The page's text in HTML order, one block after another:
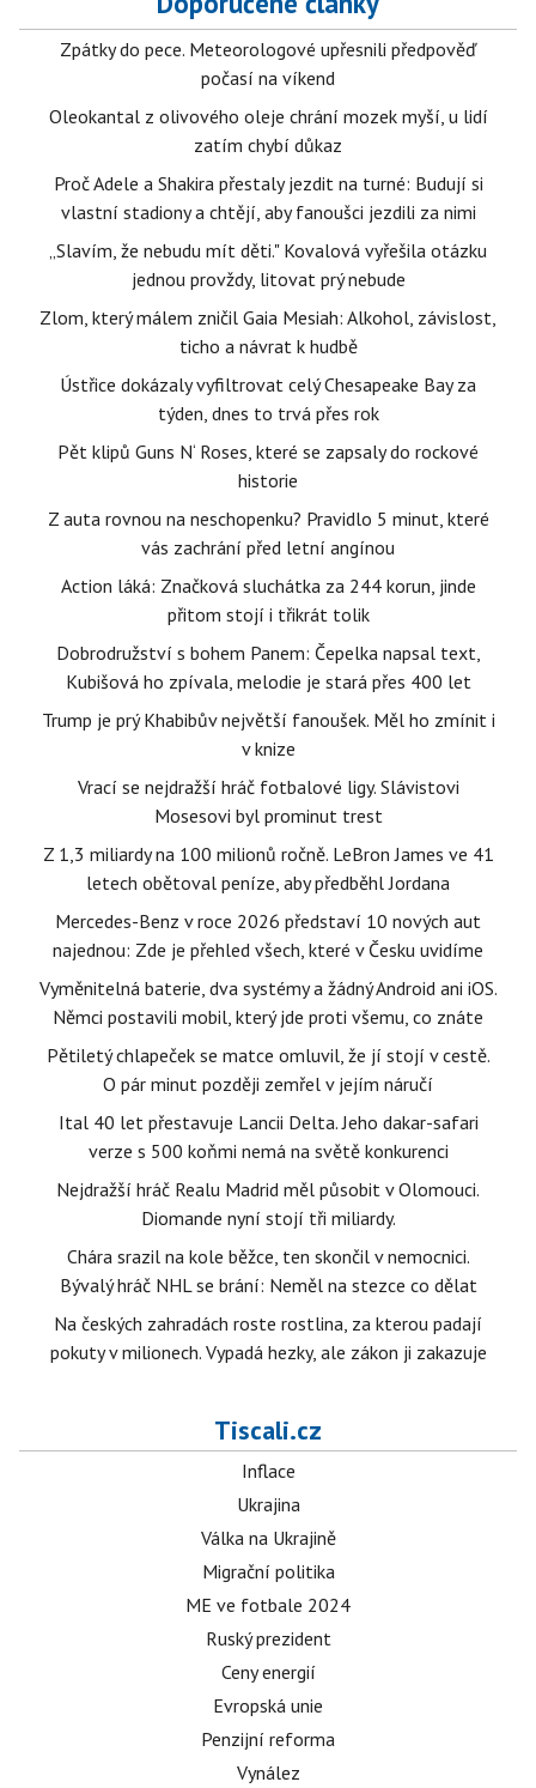
Zpátky do pece. Meteorologové upřesnili předpověď
počasí na víkend
Oleokantal z olivového oleje chrání mozek myší, u lidí
zatím chybí důkaz
Proč Adele a Shakira přestaly jezdit na turné: Budují si
vlastní stadiony a chtějí, aby fanoušci jezdili za nimi
„Slavím, že nebudu mít děti." Kovalová vyřešila otázku
jednou provždy, litovat prý nebude
Zlom, který málem zničil Gaia Mesiah: Alkohol, závislost,
ticho a návrat k hudbě
Ústřice dokázaly vyfiltrovat celý Chesapeake Bay za
týden, dnes to trvá přes rok
Pět klipů Guns N‘ Roses, které se zapsaly do rockové
historie
Z auta rovnou na neschopenku? Pravidlo 5 minut, které
vás zachrání před letní angínou
Action láká: Značková sluchátka za 244 korun, jinde
přitom stojí i třikrát tolik
Dobrodružství s bohem Panem: Čepelka napsal text,
Kubišová ho zpívala, melodie je stará přes 400 let
Trump je prý Khabibův největší fanoušek. Měl ho zmínit i
v knize
Vrací se nejdražší hráč fotbalové ligy. Slávistovi
Mosesovi byl prominut trest
Z 1,3 miliardy na 100 milionů ročně. LeBron James ve 41
letech obětoval peníze, aby předběhl Jordana
Mercedes-Benz v roce 2026 představí 10 nových aut
najednou: Zde je přehled všech, které v Česku uvidíme
Vyměnitelná baterie, dva systémy a žádný Android ani iOS.
Němci postavili mobil, který jde proti všemu, co znáte
Pětiletý chlapeček se matce omluvil, že jí stojí v cestě.
O pár minut později zemřel v jejím náručí
Ital 40 let přestavuje Lancii Delta. Jeho dakar-safari
verze s 500 koňmi nemá na světě konkurenci
Nejdražší hráč Realu Madrid měl působit v Olomouci.
Diomande nyní stojí tři miliardy.
Chára srazil na kole běžce, ten skončil v nemocnici.
Bývalý hráč NHL se brání: Neměl na stezce co dělat
Na českých zahradách roste rostlina, za kterou padají
pokuty v milionech. Vypadá hezky, ale zákon ji zakazuje
Tiscali.cz
Inflace
Ukrajina
Válka na Ukrajině
Migrační politika
ME ve fotbale 2024
Ruský prezident
Ceny energií
Evropská unie
Penzijní reforma
Vynález